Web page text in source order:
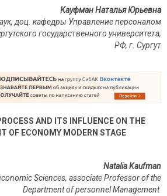
Кауфман Наталья Юрьевна
доц. кафедры Управление персоналом
государственного университета,
РФ, г Сургут
AND ITS INFLUENCE ON THE
OF ECONOMY MODERN STAGE
Natalia Kaufman
Sciences, associate Professor of the
Department of personnel Management